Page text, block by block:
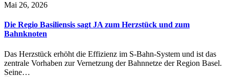
Mai 26, 2026
Die Regio Basiliensis sagt JA zum Herzstück und zum
Bahnknoten
Das Herzstück erhöht die Effizienz im S-Bahn-System und ist das
zentrale Vorhaben zur Vernetzung der Bahnnetze der Region Basel.
Seine…